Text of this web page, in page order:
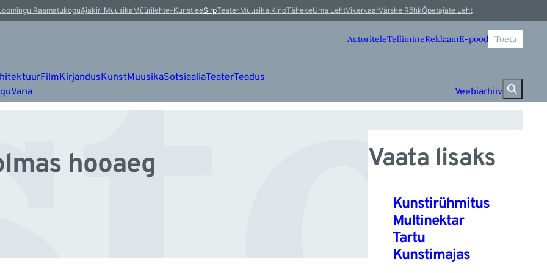
RaamatukoguAjakiri MuusikaMüürilehte-Kunst.eeSirpTeater.Muusika.KinoTähekeUma LehtVikerkaarVärske RõhkÕpetajate Leht
AutoriteleTellimineReklaamE-pood Toeta
FilmKirjandusKunstMuusikaSotsiaaliaTeaterTeadus
Varia Veebiarhiiv
hooaeg Vaata lisaks
Kunstirühmitus
Multinektar
Tartu
Kunstimajas